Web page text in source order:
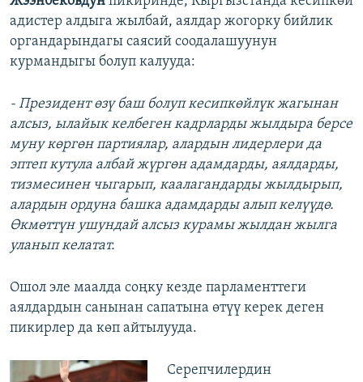
адистер алдыга жылбай, аялдар жогорку бийлик
органдарындагы саясий соодалашуунун
курмандыгы болуп калууда:
- Президент өзү баш болуп кесипкөйлүк жагынан
алсыз, ылайык келбеген кадрларды жылдыра берсе
муну көргөн партиялар, алардын лидерлери да
эптеп кутула албай жүргөн адамдарды, аялдарды,
тизмесинен чыгарып, каалагандарды жылдырып,
алардын ордуна башка адамдарды алып келүүдө.
Өкмөттүн ушундай алсыз курамы жылдан жылга
уланып келатат.
Ошол эле маалда соңку кезде парламенттеги
аялдардын санынан сапатына өтүү керек деген
пикирлер да көп айтылууда.
Серепчилердин